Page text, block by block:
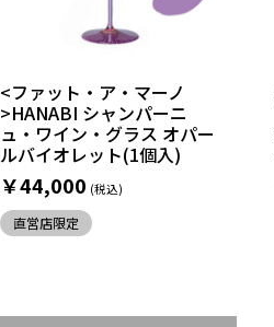
<ファット・ア・マーノ
>HANABI シャンパーニ
ュ・ワイン・グラス オパー
ルバイオレット(1個入)
￥44,000
直営店限定